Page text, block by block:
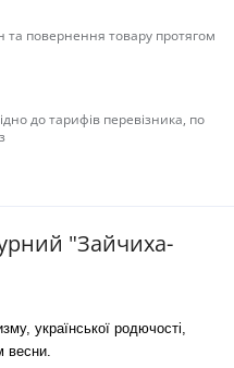
та повернення товару протягом
до тарифів перевізника, по
"Зайчиха-
української родючості,
весни.